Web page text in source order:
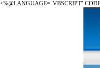
<%@LANGUAGE="VBSCRIPT"